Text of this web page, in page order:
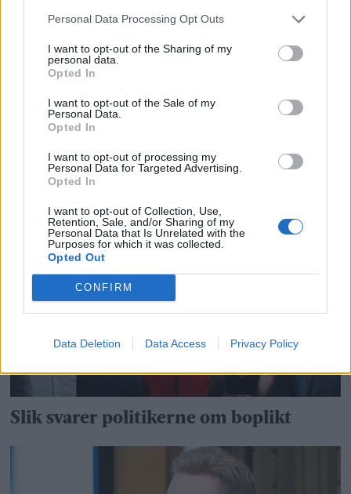
Personal Data Processing Opt Outs
I want to opt-out of the Sharing of my
personal data.
Opted In
I want to opt-out of the Sale of my
Personal Data.
Opted In
I want to opt-out of processing my
Personal Data for Targeted Advertising.
Opted In
I want to opt-out of Collection, Use,
Retention, Sale, and/or Sharing of my
Personal Data that Is Unrelated with the
Purposes for which it was collected.
Opted Out
CONFIRM
Data Deletion Data Access Privacy Policy
også boligbygging i grendene på Røros
Slik svarer politikerne om boplikt